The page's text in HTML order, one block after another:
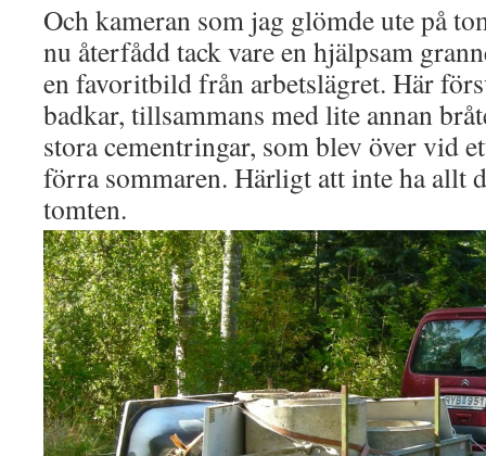
Och kameran som jag glömde ute på
nu återfådd tack vare en hjälpsam
en favoritbild från arbetslägret. Här
badkar, tillsammans med lite annan
stora cementringar, som blev över vid
förra sommaren. Härligt att inte ha allt
tomten.